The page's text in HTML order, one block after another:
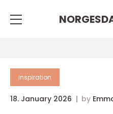
inspiration
18. January 2026 by